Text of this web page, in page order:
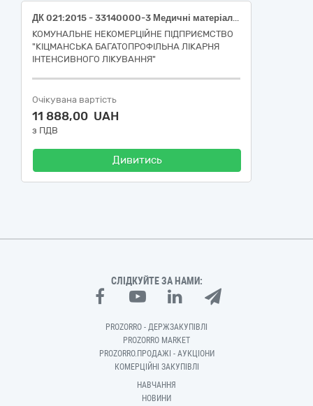
ДК 021:2015 - 33140000-3 Медичні матеріали (A03020101. Подовжувачі інфузійні: Тип: Для інжекторів контрасту, Стерильний, Матеріал: ПВХ, Тип конектора: Luer Lock, Тиск: Високий, Вид: Прямий" 33141300-3)
КОМУНАЛЬНЕ НЕКОМЕРЦІЙНЕ ПІДПРИЄМСТВО
"КІЦМАНСЬКА БАГАТОПРОФІЛЬНА ЛІКАРНЯ
ІНТЕНСИВНОГО ЛІКУВАННЯ"
Очікувана вартість
11 888,00 UAH
з ПДВ
Дивитись
СЛІДКУЙТЕ ЗА НАМИ:
PROZORRO - ДЕРЖЗАКУПІВЛІ
PROZORRO MARKET
PROZORRO.ПРОДАЖІ - АУКЦІОНИ
КОМЕРЦІЙНІ ЗАКУПІВЛІ
НАВЧАННЯ
НОВИНИ